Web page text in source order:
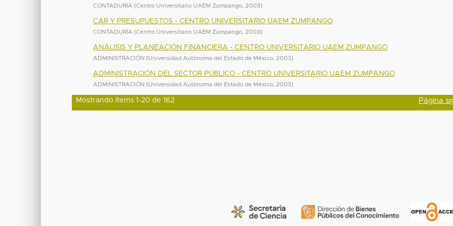
CONTADURÍA (Centro Universitario UAEM Zumpango 2003)
CAR Y PRESUPUESTOS - CENTRO UNIVERSITARIO UAEM ZUMPANGO
CONTADURÍA (Centro Universitario UAEM Zumpango 2003)
ANÁLISIS Y PLANEACIÓN FINANCIERA - CENTRO UNIVERSITARIO UAEM ZUMPANGO
ADMINISTRACIÓN (Universidad Autónoma del Estado de México 2003)
ADMINISTRACIÓN DEL SECTOR PÚBLICO - CENTRO UNIVERSITARIO UAEM ZUMPANGO
ADMINISTRACIÓN (Universidad Autónoma del Estado de México 2003)
Mostrando ítems 1-20 de 162 Página